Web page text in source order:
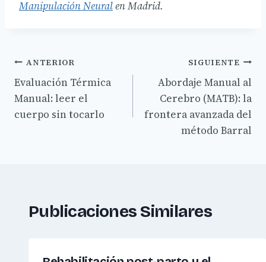
Manipulación Neuralen Madrid.
Navegación
de
entradas
ANTERIOR
Evaluación Térmica
Manual: leer el
cuerpo sin tocarlo
SIGUIENTE
Abordaje Manual al
Cerebro (MATB): la
frontera avanzada del
método Barral
Publicaciones Similares